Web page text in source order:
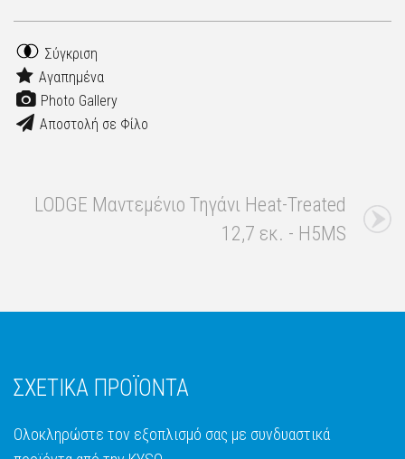
Σύγκριση
Αγαπημένα
Photo Gallery
Αποστολή σε Φίλο
LODGE Μαντεμένιο Τηγάνι Heat-Treated
12,7 εκ. - H5MS
ΣΧΕΤΙΚΑ ΠΡΟΪΟΝΤΑ
Ολοκληρώστε τον εξοπλισμό σας με συνδυαστικά